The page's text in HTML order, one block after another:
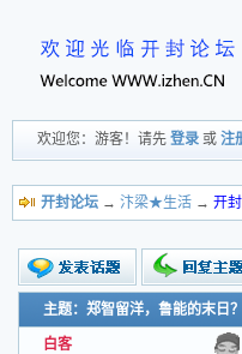
欢迎您：游客！请先 登录 或 注
开封论坛 → 汴梁★生活 → 开
新的主题
投票帖
主题：郑智留洋，鲁能的末日？
白客